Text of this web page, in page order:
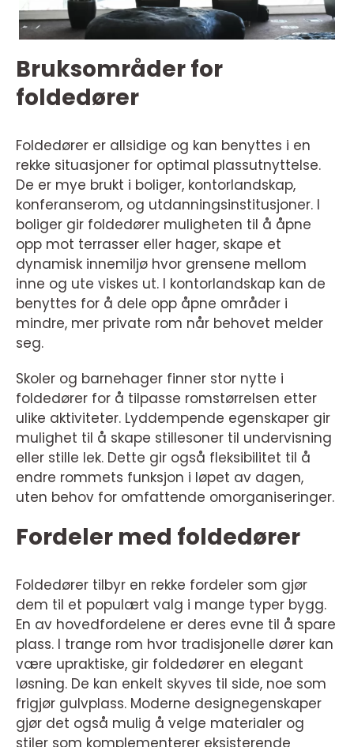
Bruksområder for
foldedører
Foldedører er allsidige og kan benyttes i en
rekke situasjoner for optimal plassutnyttelse.
De er mye brukt i boliger, kontorlandskap,
konferanserom, og utdanningsinstitusjoner. I
boliger gir foldedører muligheten til å åpne
opp mot terrasser eller hager, skape et
dynamisk innemiljø hvor grensene mellom
inne og ute viskes ut. I kontorlandskap kan de
benyttes for å dele opp åpne områder i
mindre, mer private rom når behovet melder
seg.
Skoler og barnehager finner stor nytte i
foldedører for å tilpasse romstørrelsen etter
ulike aktiviteter. Lyddempende egenskaper gir
mulighet til å skape stillesoner til undervisning
eller stille lek. Dette gir også fleksibilitet til å
endre rommets funksjon i løpet av dagen,
uten behov for omfattende omorganiseringer.
Fordeler med foldedører
Foldedører tilbyr en rekke fordeler som gjør
dem til et populært valg i mange typer bygg.
En av hovedfordelene er deres evne til å spare
plass. I trange rom hvor tradisjonelle dører kan
være upraktiske, gir foldedører en elegant
løsning. De kan enkelt skyves til side, noe som
frigjør gulvplass. Moderne designegenskaper
gjør det også mulig å velge materialer og